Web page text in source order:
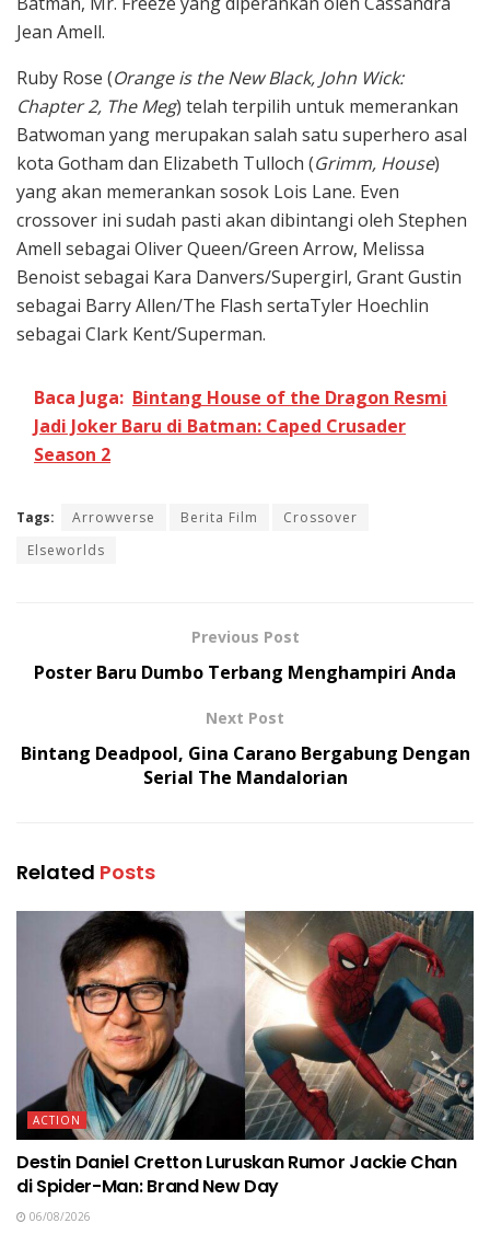
Jean Amell.
Ruby Rose (Orange is the New Black, John Wick:
Chapter 2, The Meg) telah terpilih untuk memerankan
Batwoman yang merupakan salah satu superhero asal
kota Gotham dan Elizabeth Tulloch (Grimm, House)
yang akan memerankan sosok Lois Lane. Even
crossover ini sudah pasti akan dibintangi oleh Stephen
Amell sebagai Oliver Queen/Green Arrow, Melissa
Benoist sebagai Kara Danvers/Supergirl, Grant Gustin
sebagai Barry Allen/The Flash sertaTyler Hoechlin
sebagai Clark Kent/Superman.
Baca Juga: Bintang House of the Dragon Resmi
Jadi Joker Baru di Batman: Caped Crusader
Season 2
Tags: Arrowverse Berita Film
Crossover
Elseworlds
Previous Post
Poster Baru Dumbo Terbang Menghampiri Anda
Next Post
Bintang Deadpool, Gina Carano Bergabung Dengan
Serial The Mandalorian
Related Posts
ACTION
Destin Daniel Cretton Luruskan Rumor Jackie Chan
di Spider-Man: Brand New Day
06/08/2026